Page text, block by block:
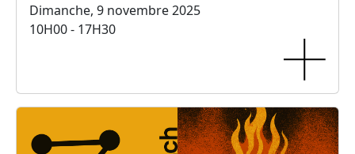
Dimanche, 9 novembre 2025
10H00 - 17H30